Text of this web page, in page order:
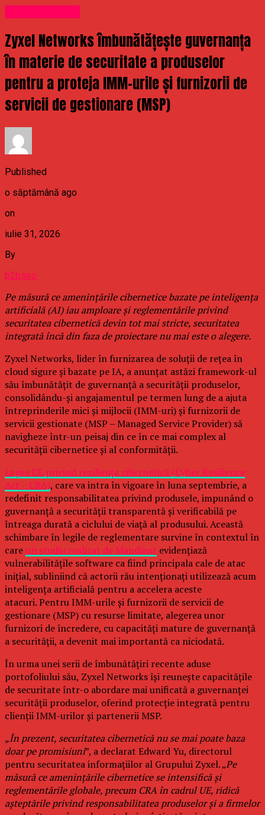
Zyxel Networks îmbunătățește guvernanța
în materie de securitate a produselor
pentru a proteja IMM-urile și furnizorii de
servicii de gestionare (MSP)
Published
o săptămână ago
on
iulie 31, 2026
By
b2bseo
Pe măsură ce amenințările cibernetice bazate pe inteligența
artificială (AI) iau amploare și reglementările privind
securitatea cibernetică devin tot mai stricte, securitatea
integrată încă din faza de proiectare nu mai este o alegere.
Zyxel Networks, lider în furnizarea de soluții de rețea în
cloud sigure și bazate pe IA, a anunțat astăzi framework-ul
său îmbunătățit de guvernanță a securității produselor,
consolidându-și angajamentul pe termen lung de a ajuta
întreprinderile mici și mijlocii (IMM-uri) și furnizorii de
servicii gestionate (MSP – Managed Service Provider) să
navigheze într-un peisaj din ce în ce mai complex al
securității cibernetice și al conformității.
Legea UE privind reziliența cibernetică (Cyber Resilience
Act – CRA), care va intra în vigoare în luna septembrie, a
redefinit responsabilitatea privind produsele, impunând o
guvernanță a securității transparentă și verificabilă pe
întreaga durată a ciclului de viață al produsului. Această
schimbare în legile de reglementare survine în contextul în
careun studiu realizat de Mandiant evidențiază
vulnerabilitățile software ca fiind principala cale de atac
inițial, subliniind că actorii rău intenționați utilizează acum
inteligența artificială pentru a accelera aceste
atacuri. Pentru IMM-urile și furnizorii de servicii de
gestionare (MSP) cu resurse limitate, alegerea unor
furnizori de încredere, cu capacități mature de guvernanță
a securității, a devenit mai importantă ca niciodată.
În urma unei serii de îmbunătățiri recente aduse
portofoliului său, Zyxel Networks își reunește capacitățile
de securitate într-o abordare mai unificată a guvernanței
securității produselor, oferind protecție integrată pentru
clienții IMM-urilor și partenerii MSP.
„În prezent, securitatea cibernetică nu se mai poate baza
doar pe promisiuni”, a declarat Edward Yu, directorul
pentru securitatea informațiilor al Grupului Zyxel. „Pe
măsură ce amenințările cibernetice se intensifică și
reglementările globale, precum CRA în cadrul UE, ridică
așteptările privind responsabilitatea produselor și a firmelor